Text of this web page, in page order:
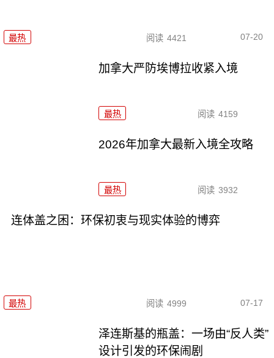
最热 阅读 4421 07-20
加拿大严防埃博拉收紧入境
最热 阅读 4159
2026年加拿大最新入境全攻略
最热 阅读 3932
连体盖之困：环保初衷与现实体验的博弈
最热 阅读 4999 07-17
泽连斯基的瓶盖：一场由“反人类”
设计引发的环保闹剧